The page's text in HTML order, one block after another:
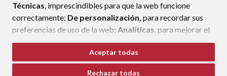
Técnicas, imprescindibles para que la web funcione
correctamente; De personalización, para recordar sus
preferencias de uso de la web; Analíticas, para mejorar el
funcionamiento de la web y sus servicios.
Si acepta pulsando el botón“Aceptar todas”
consideramos que acepta su uso. Si pulsa el botón
Aceptar todas
Rechazar todas